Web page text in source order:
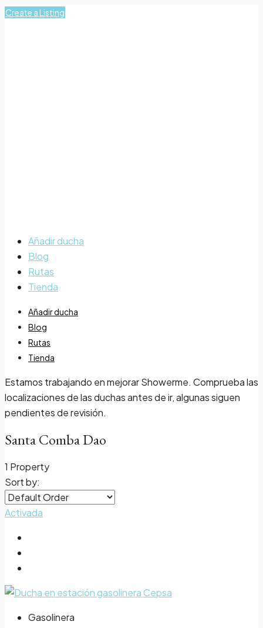
Create a Listing
Añadir ducha
Blog
Rutas
Tienda
Añadir ducha
Blog
Rutas
Tienda
Estamos trabajando en mejorar Showerme. Comprueba las
localizaciones de las duchas antes de ir, algunas siguen
pendientes de revisión.
Santa Comba Dao
1 Property
Sort by:
Activada
Gasolinera